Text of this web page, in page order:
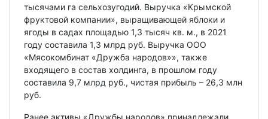
тысячами га сельхозугодий. Выручка «Крымской
фруктовой компании», выращивающей яблоки и
ягоды в садах площадью 1,3 тысяч кв. м., в 2021
году составила 1,3 млрд руб. Выручка ООО
«Мясокомбинат «Дружба народов»», также
входящего в состав холдинга, в прошлом году
составила 9,7 млрд руб., чистая прибыль – 26,3 млн
руб.
Ранее активы «Дружбы народов» принадлежали